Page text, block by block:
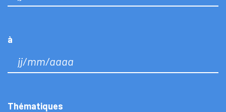
à
Thématiques